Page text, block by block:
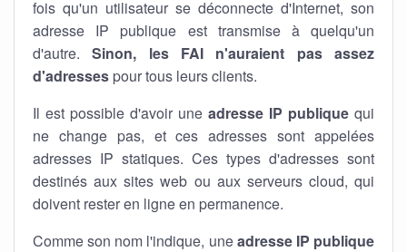
fois qu'un utilisateur se déconnecte d'Internet, son
adresse IP publique est transmise à quelqu'un
d'autre.Sinon, les FAI n'auraient pas assez
d'adresses pour tous leurs clients.
Il est possible d'avoir une adresse IP publique qui
ne change pas, et ces adresses sont appelées
adresses IP statiques. Ces types d'adresses sont
destinés aux sites web ou aux serveurs cloud, qui
doivent rester en ligne en permanence.
Comme son nom l'indique, uneadresse IP publique